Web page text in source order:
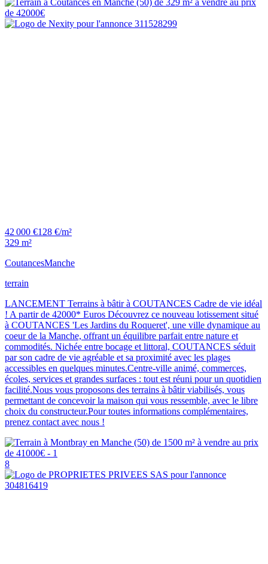
42 000 €128 €/m²
329 m²
CoutancesManche
terrain
LANCEMENT Terrains à bâtir à COUTANCES Cadre de vie idéal
! A partir de 42000* Euros Découvrez ce nouveau lotissement situé
à COUTANCES 'Les Jardins du Roqueret', une ville dynamique au
coeur de la Manche, offrant un équilibre parfait entre nature et
commodités. Nichée entre bocage et littoral, COUTANCES séduit
par son cadre de vie agréable et sa proximité avec les plages
accessibles en quelques minutes.Centre-ville animé, commerces,
écoles, services et grandes surfaces : tout est réuni pour un quotidien
facilité.Nous vous proposons des terrains à bâtir viabilisés, vous
permettant de concevoir la maison qui vous ressemble, avec le libre
choix du constructeur.Pour toutes informations complémentaires,
prenez contact avec nous !
8